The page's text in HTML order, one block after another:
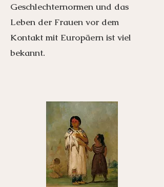
Geschlechternormen und das
Leben der Frauen vor dem
Kontakt mit Europäern ist viel
bekannt.